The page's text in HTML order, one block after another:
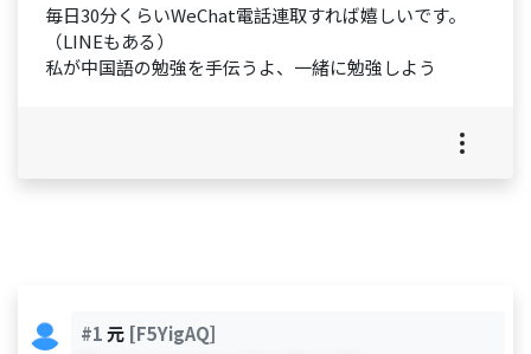
毎日30分くらいWeChat電話連取すれば嬉しいです。
（LINEもある）
私が中国語の勉強を手伝うよ、一緒に勉強しよう
#1元 [F5YigAQ]